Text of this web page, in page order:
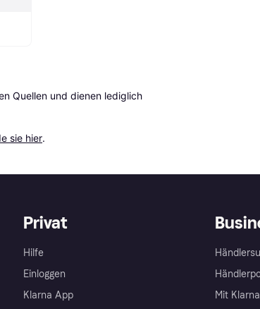
Quellen und dienen lediglich
sie hier.
Privat
Hilfe
Einloggen
Klarna App
Mit